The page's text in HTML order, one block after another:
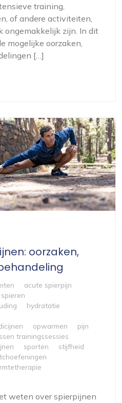
training,
of andere activiteiten,
ongemakkelijk zijn. In dit
mogelijke oorzaken,
[…]
oorzaken,
acute spierpijn
hydratatie
opwarmen
pijn
trainingssessies
sporten
stijfheid
weten over spierpijnen